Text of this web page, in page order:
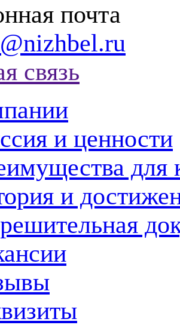
почта
связь
и ценности
для
и